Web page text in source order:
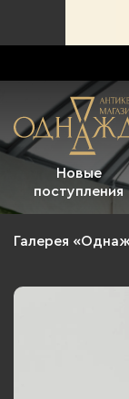
Новые
поступления
Галерея